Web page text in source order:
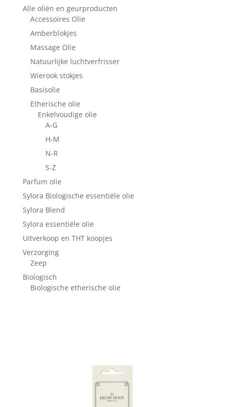
Alle oliën en geurproducten
Accessoires Olie
Amberblokjes
Massage Olie
Natuurlijke luchtverfrisser
Wierook stokjes
Basisolie
Etherische olie
Enkelvoudige olie
A-G
H-M
N-R
S-Z
Parfum olie
Sylora Biologische essentiële olie
Sylora Blend
Sylora essentiële olie
Uitverkoop en THT koopjes
Verzorging
Zeep
Biologisch
Biologische etherische olie